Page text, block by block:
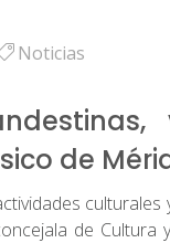
Noticias
de
de